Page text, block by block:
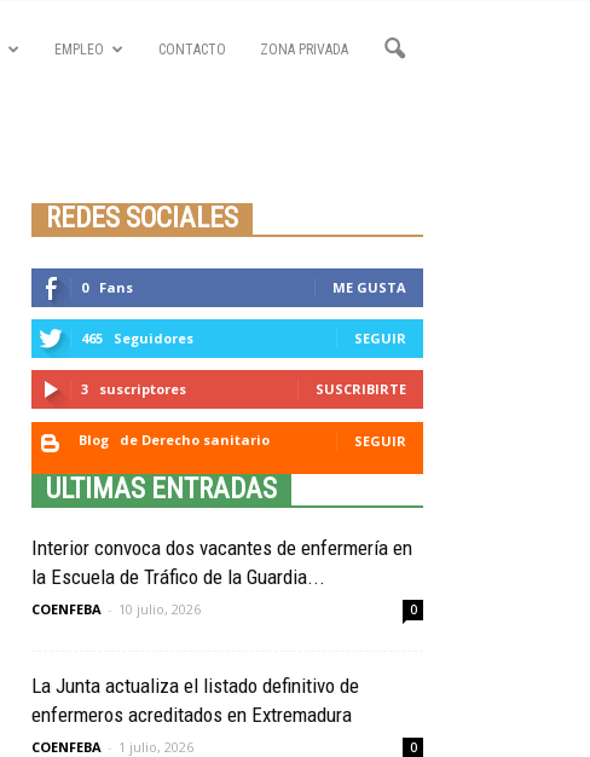
EMPLEO CONTACTO ZONA PRIVADA
REDES SOCIALES
0 Fans ME GUSTA
465 Seguidores SEGUIR
3 suscriptores SUSCRIBIRTE
Blog de Derecho sanitario SEGUIR
ULTIMAS ENTRADAS
Interior convoca dos vacantes de enfermería en
la Escuela de Tráfico de la Guardia...
COENFEBA - 10 julio, 2026 0
La Junta actualiza el listado definitivo de
enfermeros acreditados en Extremadura
COENFEBA - 1 julio, 2026 0